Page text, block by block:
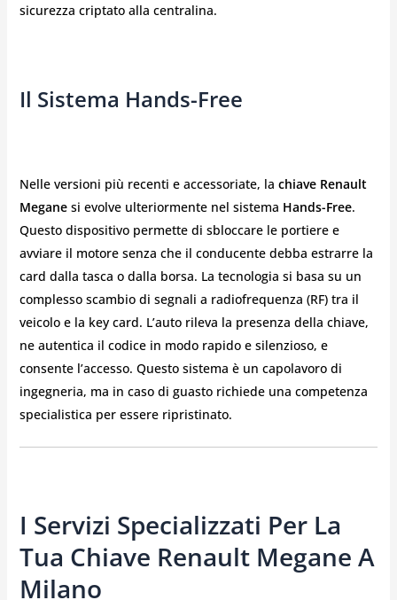
sicurezza criptato alla centralina.
Il Sistema Hands-Free
Nelle versioni più recenti e accessoriate, la chiave Renault
Meganesi evolve ulteriormente nel sistema Hands-Free.
Questo dispositivo permette di sbloccare le portiere e
avviare il motore senza che il conducente debba estrarre la
card dalla tasca o dalla borsa. La tecnologia si basa su un
complesso scambio di segnali a radiofrequenza (RF) tra il
veicolo e la key card. L’auto rileva la presenza della chiave,
ne autentica il codice in modo rapido e silenzioso, e
consente l’accesso. Questo sistema è un capolavoro di
ingegneria, ma in caso di guasto richiede una competenza
specialistica per essere ripristinato.
I Servizi Specializzati Per La
Tua Chiave Renault Megane A
Milano